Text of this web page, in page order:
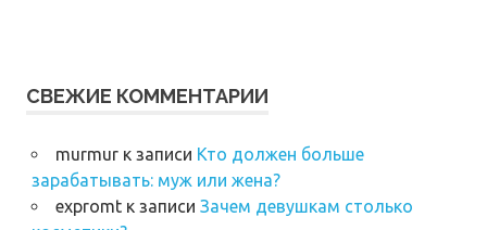
СВЕЖИЕ КОММЕНТАРИИ
murmurк записи Кто должен больше
зарабатывать: муж или жена?
expromtк записи Зачем девушкам столько